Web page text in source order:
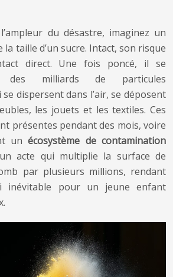
du désastre, imaginez un
taille d’un sucre. Intact, son risque
direct. Une fois poncé, il se
des milliards de particules
dispersent dans l’air, se déposent
les jouets et les textiles. Ces
présentes pendant des mois, voire
unécosystème de contamination
un acte qui multiplie la surface de
par plusieurs millions, rendant
inévitable pour un jeune enfant